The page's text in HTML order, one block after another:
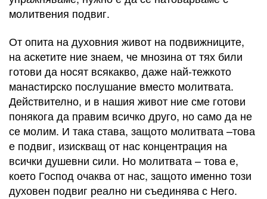
молитвения подвиг.
От опита на духовния живот на подвижниците,
на аскетите ние знаем, че мнозина от тях били
готови да носят всякакво, даже най-тежкото
манастирско послушание вместо молитвата.
Действително, и в нашия живот ние сме готови
понякога да правим всичко друго, но само да не
се молим. И така става, защото молитвата –това
е подвиг, изискващ от нас концентрация на
всички душевни сили. Но молитвата – това е,
което Господ очаква от нас, защото именно този
духовен подвиг реално ни съединява с Него.